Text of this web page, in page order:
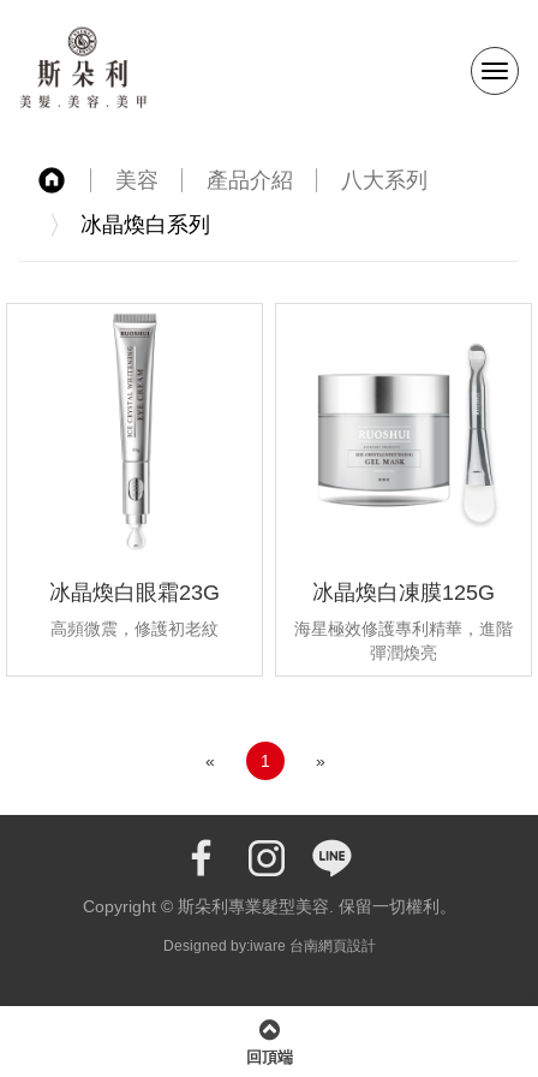
選
美容 產品介紹
八大系列
冰晶煥白系列
冰晶煥白眼霜23G
高頻微震，修護初老紋
冰晶煥白凍膜125G
海星極效修護專利精華，進階
彈潤煥亮
« 1 »
Copyright © 斯朵利專業髮型美容. 保留一切權利。
Designed by:iware 台南網頁設計
回頂端